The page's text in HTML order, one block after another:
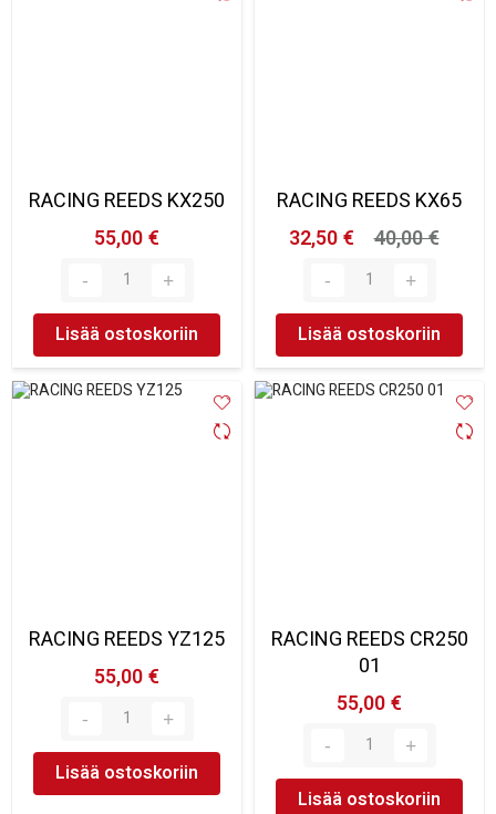
RACING REEDS KX250
55,00 €
Lisää ostoskoriin
RACING REEDS KX65
32,50 €
40,00 €
Lisää ostoskoriin
RACING REEDS YZ125
55,00 €
Lisää ostoskoriin
RACING REEDS CR250
01
55,00 €
Lisää ostoskoriin